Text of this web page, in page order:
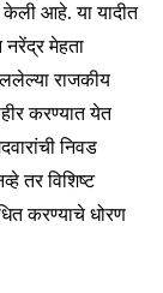
केली आहे. या यादीत
मेहता
राजकीय
करण्यात येत
निवड
तर विशिष्ट
करण्याचे धोरण